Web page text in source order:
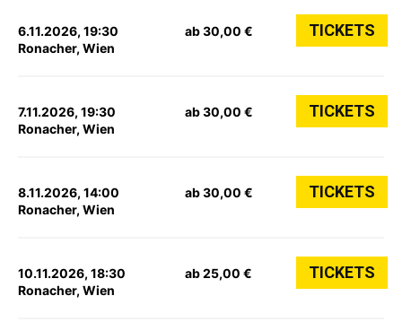
6.11.2026, 19:30
Ronacher, Wien
ab 30,00 € TICKETS
7.11.2026, 19:30
Ronacher, Wien
ab 30,00 € TICKETS
8.11.2026, 14:00
Ronacher, Wien
ab 30,00 € TICKETS
10.11.2026, 18:30
Ronacher, Wien
ab 25,00 € TICKETS